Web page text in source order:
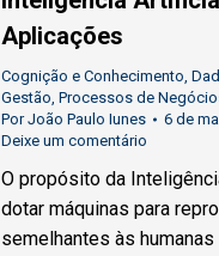
Aplicações
Cognição e Conhecimento,
Gestão, Processos de
PorJoão Paulo Iunes
6 de
Deixe um comentário
O propósito da
dotar máquinas para
semelhantes às